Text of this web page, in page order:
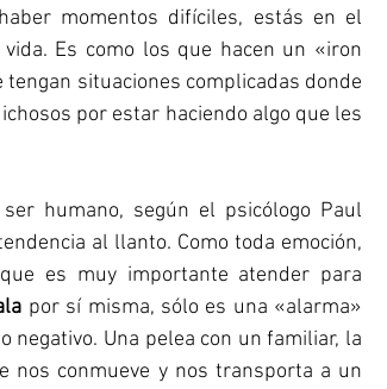
momentos difíciles, estás en el
Es como los que hacen un «iron
situaciones complicadas donde
por estar haciendo algo que les
humano, según el psicólogo Paul
al llanto. Como toda emoción,
es muy importante atender para
por sí misma, sólo es una «alarma»
negativo. Una pelea con un familiar, la
nos conmueve y nos transporta a un